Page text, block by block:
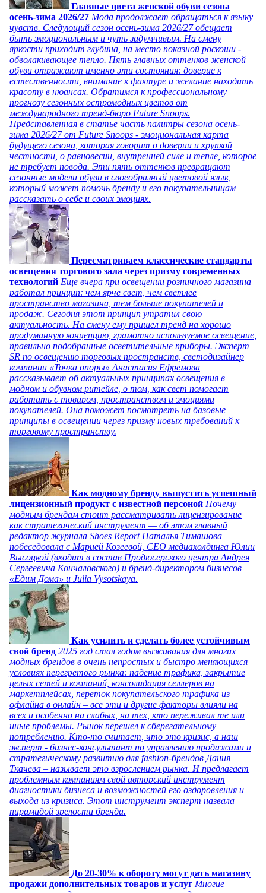
Главные цвета женской обуви сезона
осень-зима 2026/27 Мода продолжает обращаться к языку
чувств. Следующий сезон осень-зима 2026/27 обещает
быть эмоциональным и чуть задумчивым. На смену
яркости приходит глубина, на место показной роскоши -
обволакивающее тепло. Пять главных оттенков женской
обуви отражают именно эти состояния: доверие к
естественности, внимание к фактуре и желание находить
красоту в нюансах. Обратимся к профессиональному
прогнозу сезонных остромодных цветов от
международного тренд-бюро Future Snoops.
Представленная в статье часть палитры сезона осень-
зима 2026/27 от Future Snoops - эмоциональная карта
будущего сезона, которая говорит о доверии и хрупкой
честности, о равновесии, внутренней силе и тепле, которое
не требует повода. Эти пять оттенков превращают
сезонные модели обуви в своеобразный цветовой язык,
который может помочь бренду и его покупательницам
рассказать о себе и своих эмоциях.
Пересматриваем классические стандарты
освещения торгового зала через призму современных
технологий Еще вчера при освещении розничного магазина
работал принцип: чем ярче свет, чем светлее
пространство магазина, тем больше покупателей и
продаж. Сегодня этот принцип утратил свою
актуальность. На смену ему пришел тренд на хорошо
продуманную концепцию, грамотно используемое освещение,
правильно подобранные осветительные приборы. Эксперт
SR по освещению торговых пространств, светодизайнер
компании «Точка опоры» Анастасия Ефремова
рассказывает об актуальных принципах освещения в
модном и обувном ритейле, о том, как свет помогает
работать с товаром, пространством и эмоциями
покупателей. Она поможет посмотреть на базовые
принципы в освещении через призму новых требований к
торговому пространству.
Как модному бренду выпустить успешный
лицензионный продукт с известной персоной Почему
модным брендам стоит рассматривать лицензирование
как стратегический инструмент — об этом главный
редактор журнала Shoes Report Наталья Тимашова
побеседовала с Марией Козеевой, СЕО медиахолдинга Юлии
Высоцкой (входит в состав Продюсерского центра Андрея
Сергеевича Кончаловского) и бренд-директором бизнесов
«Едим Дома» и Julia Vysotskaya.
Как усилить и сделать более устойчивым
свой бренд 2025 год стал годом выживания для многих
модных брендов в очень непростых и быстро меняющихся
условиях перегретого рынка: падение трафика, закрытие
целых сетей и компаний, консолидация селлеров на
маркетплейсах, переток покупательского трафика из
офлайна в онлайн – все эти и другие факторы влияли на
всех и особенно на слабых, на тех, кто переживал те или
иные проблемы. Рынок перешел к сберегательному
потреблению. Кто-то считает, что это кризис, а наш
эксперт - бизнес-консультант по управлению продажами и
стратегическому развитию для fashion-брендов Дания
Ткачева – называет это взрослением рынка. И предлагает
проблемным компаниям свой авторский инструмент
диагностики бизнеса и возможностей его оздоровления и
выхода из кризиса. Этот инструмент эксперт назвала
пирамидой зрелости бренда.
До 20-30% к обороту могут дать магазину
продажи дополнительных товаров и услуг Многие